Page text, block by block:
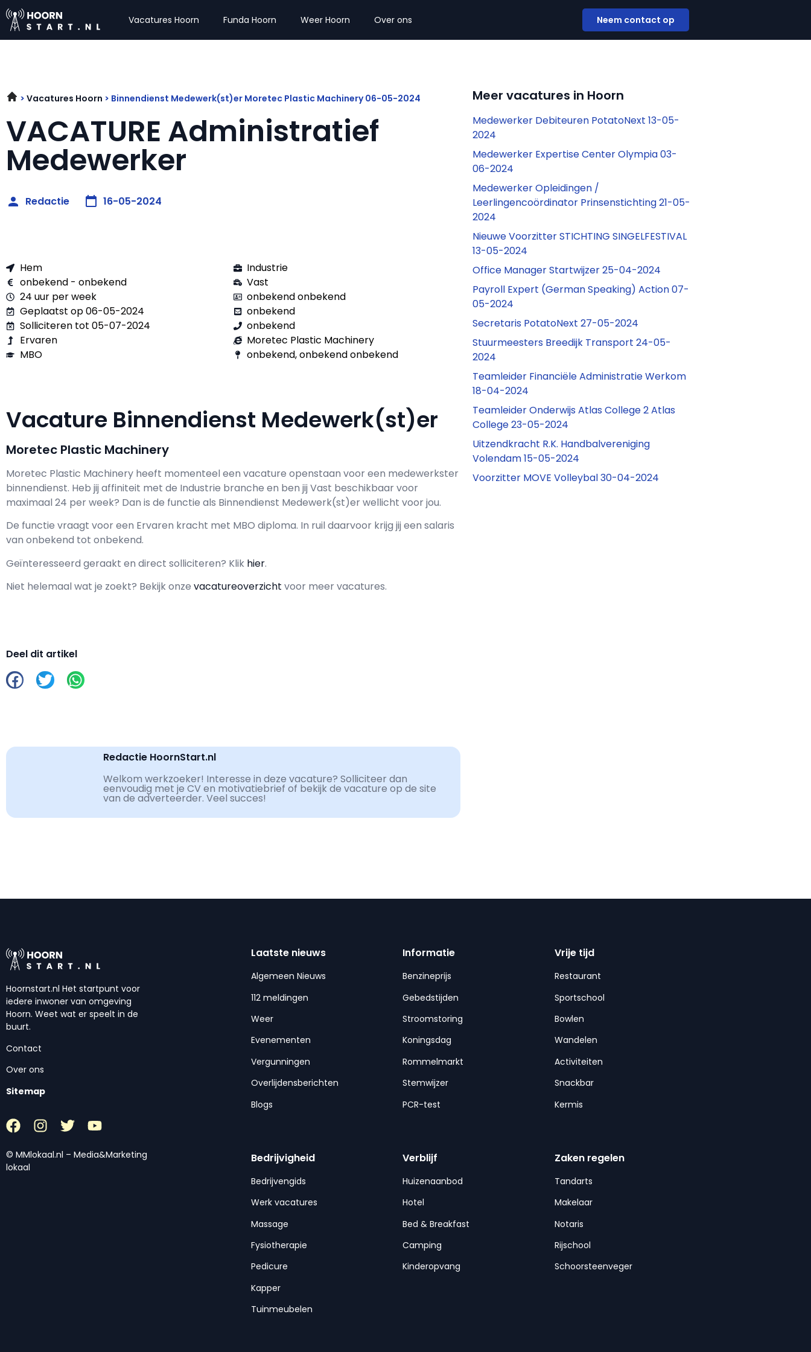
Vacatures Hoorn Funda Hoorn Weer Hoorn Over ons Neem contact op
Vacatures Hoorn Binnendienst Medewerk(st)er Moretec Plastic Machinery 06-05-2024
VACATURE Administratief
Medewerker
Redactie 16-05-2024
Hem
onbekend - onbekend
24 uur per week
Geplaatst op 06-05-2024
Solliciteren tot 05-07-2024
Ervaren
MBO
Industrie
Vast
onbekend onbekend
onbekend
onbekend
Moretec Plastic Machinery
onbekend, onbekend onbekend
Vacature Binnendienst Medewerk(st)er
Moretec Plastic Machinery
Moretec Plastic Machinery heeft momenteel een vacature openstaan voor een medewerkster
binnendienst. Heb jij affiniteit met de Industrie branche en ben jij Vast beschikbaar voor
maximaal 24 per week? Dan is de functie als Binnendienst Medewerk(st)er wellicht voor jou.
De functie vraagt voor een Ervaren kracht met MBO diploma. In ruil daarvoor krijg jij een salaris
van onbekend tot onbekend.
Geïnteresseerd geraakt en direct solliciteren? Klik hier.
Niet helemaal wat je zoekt? Bekijk onze vacatureoverzicht voor meer vacatures.
Deel dit artikel
Redactie HoornStart.nl
Welkom werkzoeker! Interesse in deze vacature? Solliciteer dan
eenvoudig met je CV en motivatiebrief of bekijk de vacature op de site
van de adverteerder. Veel succes!
Meer vacatures in Hoorn
Medewerker Debiteuren PotatoNext 13-05-
2024
Medewerker Expertise Center Olympia 03-
06-2024
Medewerker Opleidingen /
Leerlingencoördinator Prinsenstichting 21-05-
2024
Nieuwe Voorzitter STICHTING SINGELFESTIVAL
13-05-2024
Office Manager Startwijzer 25-04-2024
Payroll Expert (German Speaking) Action 07-
05-2024
Secretaris PotatoNext 27-05-2024
Stuurmeesters Breedijk Transport 24-05-
2024
Teamleider Financiële Administratie Werkom
18-04-2024
Teamleider Onderwijs Atlas College 2 Atlas
College 23-05-2024
Uitzendkracht R.K. Handbalvereniging
Volendam 15-05-2024
Voorzitter MOVE Volleybal 30-04-2024
Hoornstart.nl Het startpunt voor
iedere inwoner van omgeving
Hoorn. Weet wat er speelt in de
buurt.
Contact
Over ons
Sitemap
© MMlokaal.nl – Media&Marketing
lokaal
Laatste nieuws
Algemeen Nieuws
112 meldingen
Weer
Evenementen
Vergunningen
Overlijdensberichten
Blogs
Informatie
Benzineprijs
Gebedstijden
Stroomstoring
Koningsdag
Rommelmarkt
Stemwijzer
PCR-test
Vrije tijd
Restaurant
Sportschool
Bowlen
Wandelen
Activiteiten
Snackbar
Kermis
Bedrijvigheid
Bedrijvengids
Werk vacatures
Massage
Fysiotherapie
Pedicure
Kapper
Tuinmeubelen
Verblijf
Huizenaanbod
Hotel
Bed & Breakfast
Camping
Kinderopvang
Zaken regelen
Tandarts
Makelaar
Notaris
Rijschool
Schoorsteenveger